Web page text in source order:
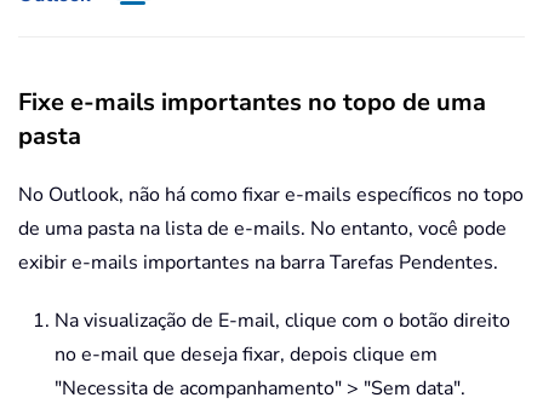
Fixe e-mails importantes no topo de uma
pasta
No Outlook, não há como fixar e-mails específicos no topo
de uma pasta na lista de e-mails. No entanto, você pode
exibir e-mails importantes na barra Tarefas Pendentes.
Na visualização de E-mail, clique com o botão direito
no e-mail que deseja fixar, depois clique em
"Necessita de acompanhamento" > "Sem data".